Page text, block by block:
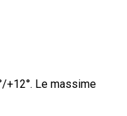
+12°. Le massime